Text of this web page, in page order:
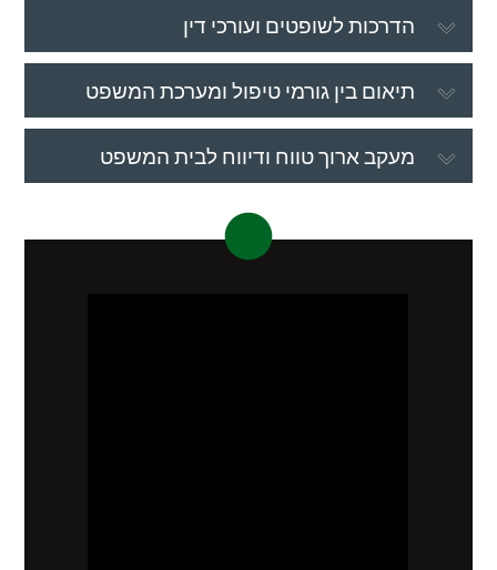
הדרכות לשופטים ועורכי דין
תיאום בין גורמי טיפול ומערכת המשפט
מעקב ארוך טווח ודיווח לבית המשפט